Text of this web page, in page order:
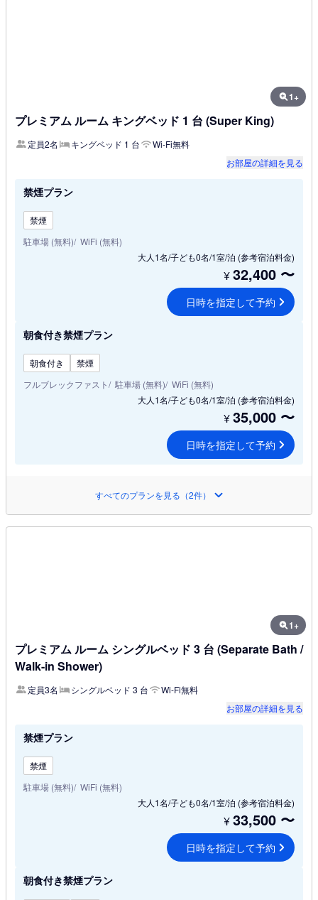
1+
プレミアム ルーム キングベッド 1 台 (Super King)
定員2名 キングベッド 1 台
Wi-Fi無料
お部屋の詳細を見る
禁煙プラン
禁煙
駐車場 (無料) WiFi (無料)
大人1名/子ども0名/1室/泊 (参考宿泊料金)
¥32,400 〜
日時を指定して予約
朝食付き禁煙プラン
朝食付き
禁煙
フルブレックファスト
駐車場 (無料) WiFi (無料)
大人1名/子ども0名/1室/泊 (参考宿泊料金)
¥35,000 〜
日時を指定して予約
すべてのプランを見る（2件）
1+
プレミアム ルーム シングルベッド 3 台 (Separate Bath /
Walk-in Shower)
定員3名 シングルベッド 3 台
Wi-Fi無料
お部屋の詳細を見る
禁煙プラン
禁煙
駐車場 (無料) WiFi (無料)
大人1名/子ども0名/1室/泊 (参考宿泊料金)
¥33,500 〜
日時を指定して予約
朝食付き禁煙プラン